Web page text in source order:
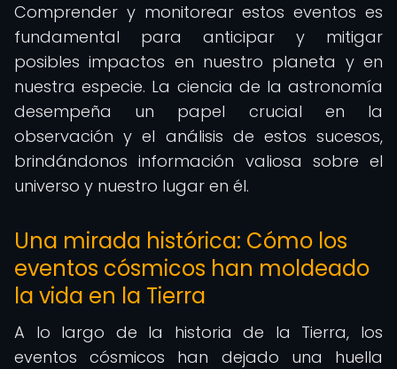
Comprender y monitorear estos eventos es
fundamental para anticipar y mitigar
posibles impactos en nuestro planeta y en
nuestra especie. La ciencia de la astronomía
desempeña un papel crucial en la
observación y el análisis de estos sucesos,
brindándonos información valiosa sobre el
universo y nuestro lugar en él.
Una mirada histórica: Cómo los
eventos cósmicos han moldeado
la vida en la Tierra
A lo largo de la historia de la Tierra, los
eventos cósmicos han dejado una huella